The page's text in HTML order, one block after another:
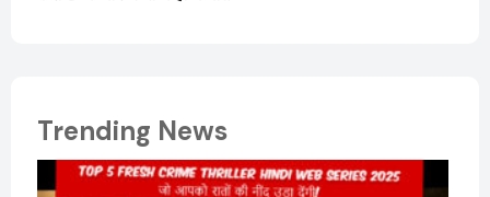
Trending News